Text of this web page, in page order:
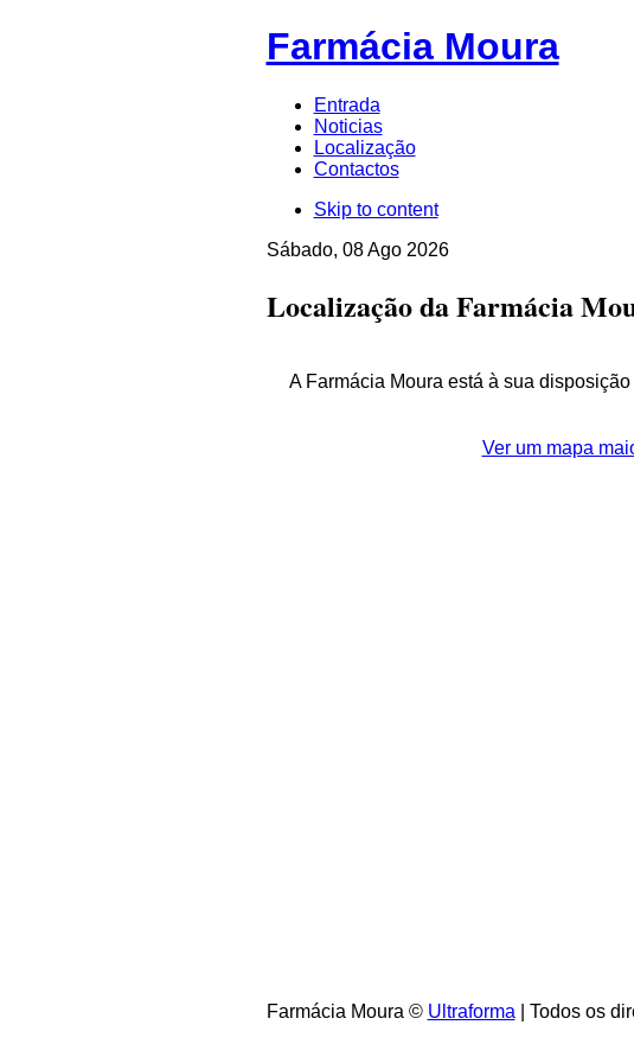
Farmácia Moura
Entrada
Noticias
Localização
Contactos
Skip to content
Sábado, 08 Ago 2026
Localização da Farmácia
A Farmácia Moura está à sua disposição
Ver um mapa
Farmácia Moura © Ultraforma | Todos os